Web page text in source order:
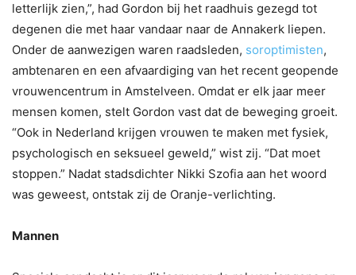
letterlijk zien,”, had Gordon bij het raadhuis gezegd tot
degenen die met haar vandaar naar de Annakerk liepen.
Onder de aanwezigen waren raadsleden, soroptimisten,
ambtenaren en een afvaardiging van het recent geopende
vrouwencentrum in Amstelveen. Omdat er elk jaar meer
mensen komen, stelt Gordon vast dat de beweging groeit.
“Ook in Nederland krijgen vrouwen te maken met fysiek,
psychologisch en seksueel geweld,” wist zij. “Dat moet
stoppen.” Nadat stadsdichter Nikki Szofia aan het woord
was geweest, ontstak zij de Oranje-verlichting.
Mannen